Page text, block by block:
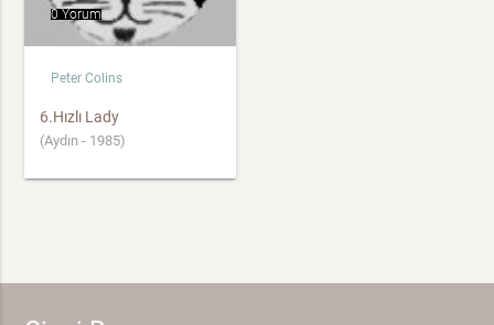
0 Yorum
Peter Colins
6.Hızlı Lady
(Aydın - 1985)